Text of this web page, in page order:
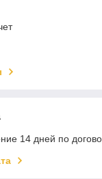
14 дней по